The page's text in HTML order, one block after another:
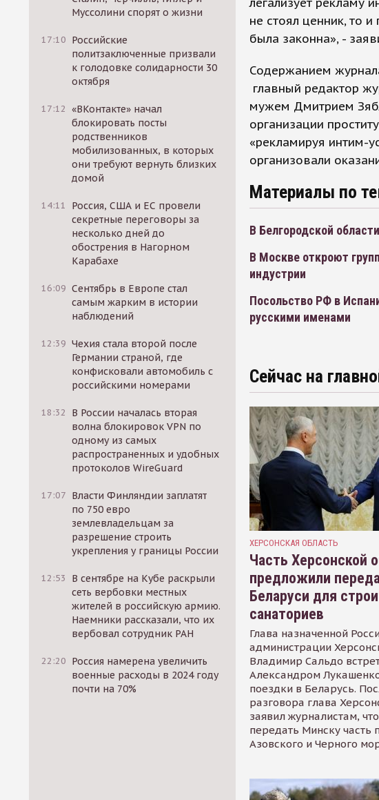
Муссолини спорят о жизни
17:10 Российские
политзаключенные призвали
к голодовке солидарности 30
октября
17:12 «ВКонтакте» начал
блокировать посты
родственников
мобилизованных, в которых
они требуют вернуть близких
домой
14:11
Россия, США и ЕС провели
секретные переговоры за
несколько дней до
обострения в Нагорном
Карабахе
16:09 Сентябрь в Европе стал
самым жарким в истории
наблюдений
12:39 Чехия стала второй после
Германии страной, где
конфисковали автомобиль с
российскими номерами
18:32
В России началась вторая
волна блокировок VPN по
одному из самых
распространенных и удобных
протоколов WireGuard
17:07 Власти Финляндии заплатят
по 750 евро
землевладельцам за
разрешение строить
укрепления у границы России
12:53
В сентябре на Кубе раскрыли
сеть вербовки местных
жителей в российскую армию.
Наемники рассказали, что их
вербовал сотрудник РАН
22:20 Россия намерена увеличить
военные расходы в 2024 году
почти на 70%
не стоял ценник, то
была законна», -
Содержанием
главный редактор
мужем Дмитрием
организации
«рекламируя интим-
организовали
Материалы по
В Белгородской
В Москве откроют
индустрии
Посольство РФ в
русскими именами
Сейчас на
ХЕРСОНСКАЯ ОБЛАСТЬ
Часть Херсонской
предложили
Беларуси для
санаториев
Глава назначенной
администрации
Владимир Сальдо
Александром
поездки в Беларусь.
разговора глава
заявил журналистам,
передать Минску часть
Азовского и Черного